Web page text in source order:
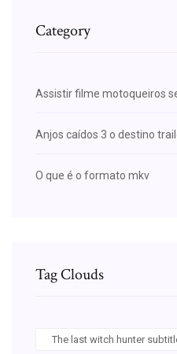
Category
Assistir filme motoqueiros
Anjos caídos 3 o destino
O que é o formato mkv
Tag Clouds
The last witch hunter